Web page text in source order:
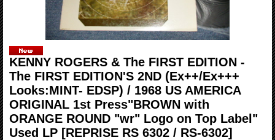
KENNY ROGERS & The FIRST EDITION -
The FIRST EDITION'S 2ND (Ex++/Ex+++
Looks:MINT- EDSP) / 1968 US AMERICA
ORIGINAL 1st Press"BROWN with
ORANGE ROUND "wr" Logo on Top Label"
Used LP [REPRISE RS 6302 / RS-6302]